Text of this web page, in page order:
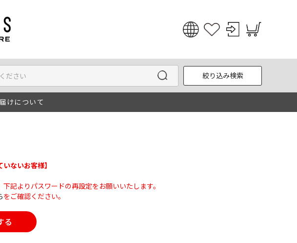
English
한국어
絞り込み検索
けについて
ないお客様】
記よりパスワードの再設定をお願いいたします。
をご確認ください。
る